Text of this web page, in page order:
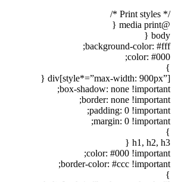
/* Print styles */
@media print {
body {
background-color: #fff;
color: #000;
}
div[style*=”max-width: 900px”] {
box-shadow: none !important;
border: none !important;
padding: 0 !important;
margin: 0 !important;
}
h1, h2, h3 {
color: #000 !important;
border-color: #ccc !important;
}